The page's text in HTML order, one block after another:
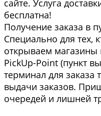
сайте. Услуга
бесплатна!
Получение заказа в
Специально для тех,
открываем
PickUp-Point (пункт
терминал для заказа
выдачи заказов.
очередей и лишней